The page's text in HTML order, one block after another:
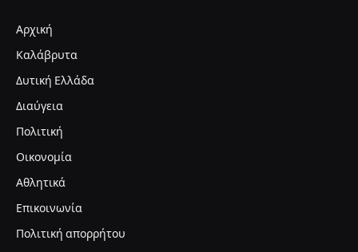
Αρχική
Καλάβρυτα
Δυτική Ελλάδα
Διαύγεια
Πολιτική
Οικονομία
Αθλητικά
Επικοινωνία
Πολιτική απορρήτου